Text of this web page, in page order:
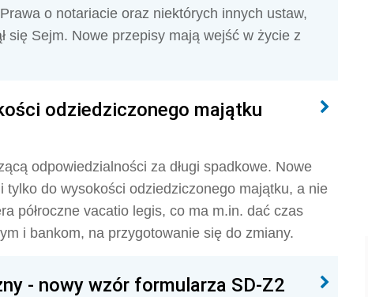
o notariacie oraz niektórych innych ustaw,
się Sejm. Nowe przepisy mają wejść w życie z
odziedziczonego majątku
odpowiedzialności za długi spadkowe. Nowe
tylko do wysokości odziedziczonego majątku, a nie
półroczne vacatio legis, co ma m.in. dać czas
i bankom, na przygotowanie się do zmiany.
- nowy wzór formularza SD-Z2